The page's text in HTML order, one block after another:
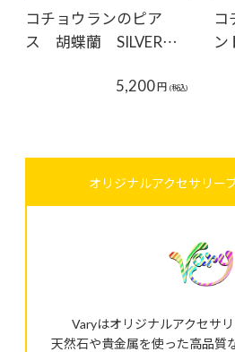
コチョウランのピア
ス 胡蝶蘭 SILVER…
5,200円 (税込)
コ
オリジナルアクセサリー
Varyはオリジナルアクセサリ
天然石や貴金属を使った高品質